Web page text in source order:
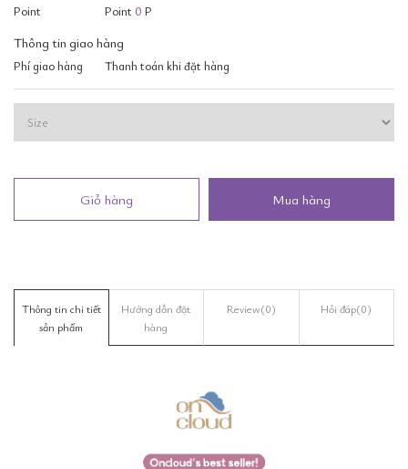
Point Point 0 P
Thông tin giao hàng
Phí giao hàng Thanh toán khi đặt hàng
Giỏ hàng Mua hàng
Thông tin chi tiết
sản phẩm
Hướng dẫn đặt
hàng
Review(0) Hỏi đáp(0)